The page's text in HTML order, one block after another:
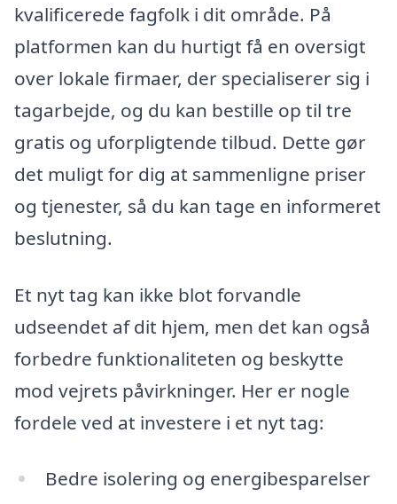
kvalificerede fagfolk i dit område. På
platformen kan du hurtigt få en oversigt
over lokale firmaer, der specialiserer sig i
tagarbejde, og du kan bestille op til tre
gratis og uforpligtende tilbud. Dette gør
det muligt for dig at sammenligne priser
og tjenester, så du kan tage en informeret
beslutning.
Et nyt tag kan ikke blot forvandle
udseendet af dit hjem, men det kan også
forbedre funktionaliteten og beskytte
mod vejrets påvirkninger. Her er nogle
fordele ved at investere i et nyt tag:
Bedre isolering og energibesparelser